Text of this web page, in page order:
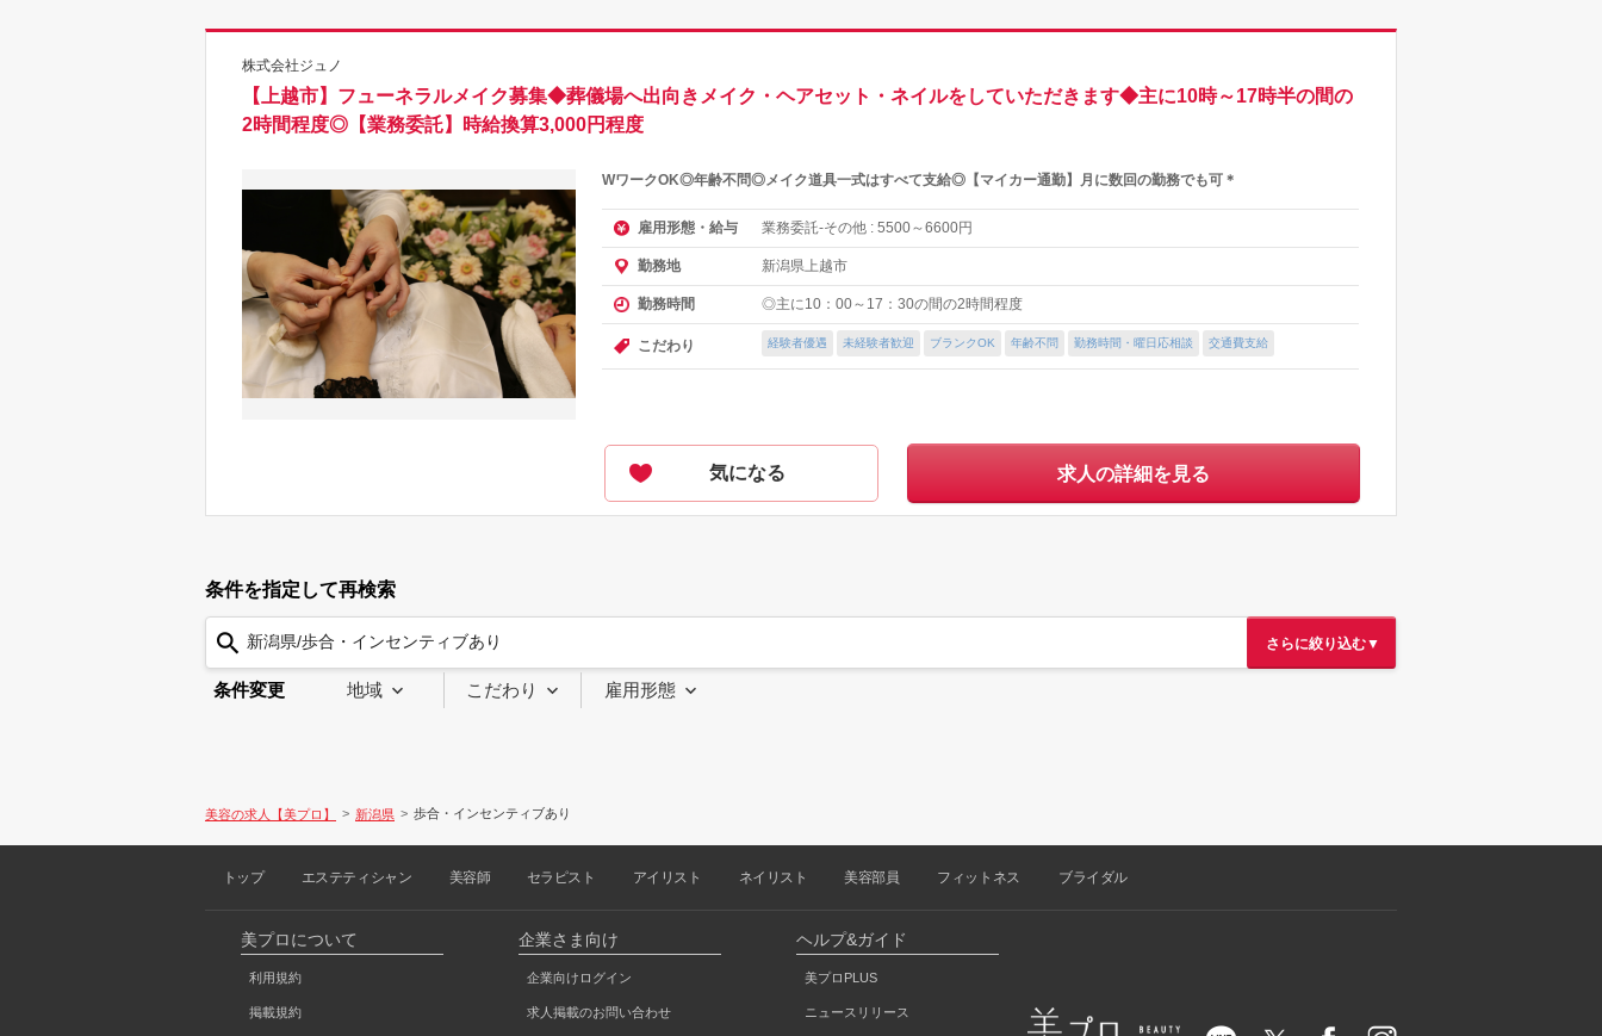
株式会社ジュノ
【上越市】フューネラルメイク募集◆葬儀場へ出向きメイク・ヘアセット・ネイルをしていただきます◆主に10時～17時半の間の
2時間程度◎【業務委託】時給換算3,000円程度
WワークOK◎年齢不問◎メイク道具一式はすべて支給◎【マイカー通勤】月に数回の勤務でも可＊
雇用形態・給与 業務委託-その他 : 5500～6600円
勤務地 新潟県上越市
勤務時間 ◎主に10：00～17：30の間の2時間程度
こだわり 経験者優遇 未経験者歓迎 ブランクOK 年齢不問 勤務時間・曜日応相談 交通費支給
気になる 求人の詳細を見る
条件を指定して再検索
新潟県/歩合・インセンティブあり さらに絞り込む▼
条件変更 地域 こだわり 雇用形態
美容の求人【美プロ】 新潟県 歩合・インセンティブあり
トップ エステティシャン 美容師 セラピスト アイリスト ネイリスト 美容部員 フィットネス ブライダル
美プロについて
利用規約
掲載規約
企業さま向け
企業向けログイン
求人掲載のお問い合わせ
ヘルプ&ガイド
美プロPLUS
ニュースリリース